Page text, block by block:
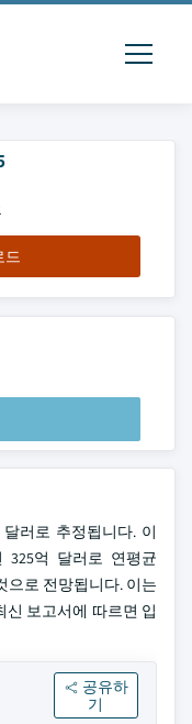
드
러로 추정됩니다. 이
325억 달러로 연평균
으로 전망됩니다. 이는
신 보고서에 따르면 입
공유하
기